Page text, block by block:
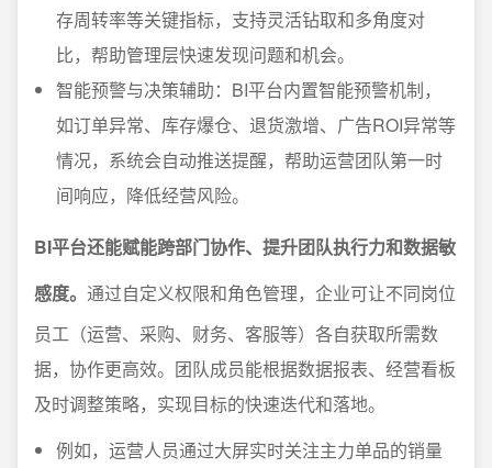
存周转率等关键指标，支持灵活钻取和多角度对
比，帮助管理层快速发现问题和机会。
智能预警与决策辅助：BI平台内置智能预警机制，
如订单异常、库存爆仓、退货激增、广告ROI异常等
情况，系统会自动推送提醒，帮助运营团队第一时
间响应，降低经营风险。
BI平台还能赋能跨部门协作、提升团队执行力和数据敏
感度。 通过自定义权限和角色管理，企业可让不同岗位
员工（运营、采购、财务、客服等）各自获取所需数
据，协作更高效。团队成员能根据数据报表、经营看板
及时调整策略，实现目标的快速迭代和落地。
例如，运营人员通过大屏实时关注主力单品的销量